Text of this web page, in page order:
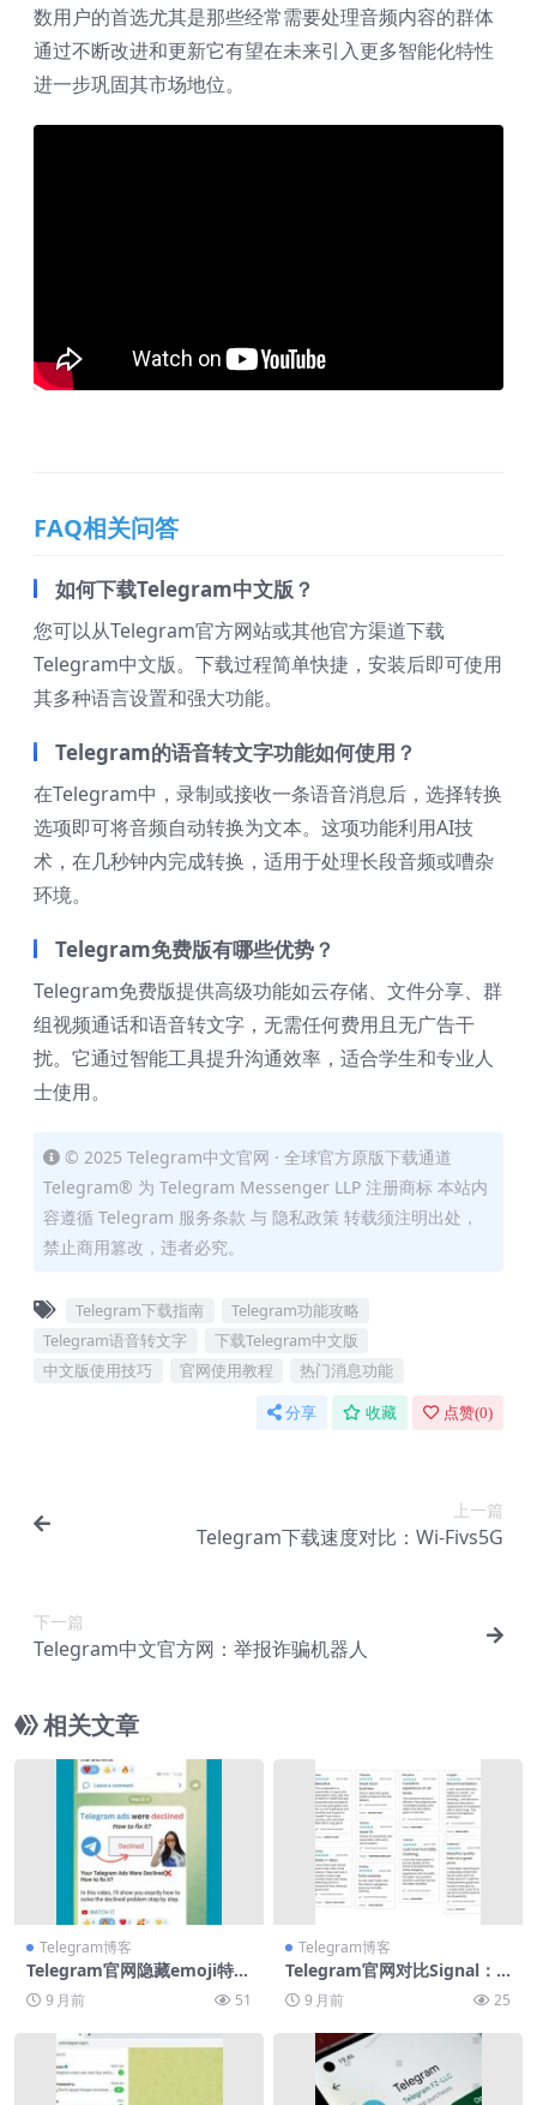
数用户的首选尤其是那些经常需要处理音频内容的群体
通过不断改进和更新它有望在未来引入更多智能化特性
进一步巩固其市场地位。
FAQ相关问答
如何下载Telegram中文版？
您可以从Telegram官方网站或其他官方渠道下载
Telegram中文版。下载过程简单快捷，安装后即可使用
其多种语言设置和强大功能。
Telegram的语音转文字功能如何使用？
在Telegram中，录制或接收一条语音消息后，选择转换
选项即可将音频自动转换为文本。这项功能利用AI技
术，在几秒钟内完成转换，适用于处理长段音频或嘈杂
环境。
Telegram免费版有哪些优势？
Telegram免费版提供高级功能如云存储、文件分享、群
组视频通话和语音转文字，无需任何费用且无广告干
扰。它通过智能工具提升沟通效率，适合学生和专业人
士使用。
© 2025 Telegram中文官网 · 全球官方原版下载通道
Telegram® 为 Telegram Messenger LLP 注册商标 本站内
容遵循 Telegram 服务条款 与 隐私政策 转载须注明出处，
禁止商用篡改，违者必究。
Telegram下载指南
Telegram功能攻略
Telegram语音转文字
下载Telegram中文版
中文版使用技巧
官网使用教程 热门消息功能
分享 收藏 点赞(0)
上一篇
Telegram下载速度对比：Wi-Fivs5G
下一篇
Telegram中文官方网：举报诈骗机器人
相关文章
Telegram博客
Telegram官网隐藏emoji特效
代码9 月前 51
Telegram博客
Telegram官网对比Signal：
谁更安全
9 月前 25